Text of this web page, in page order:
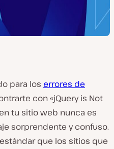
para los errores de
con «jQuery is Not
tu sitio web nunca es
sorprendente y confuso.
que los sitios que